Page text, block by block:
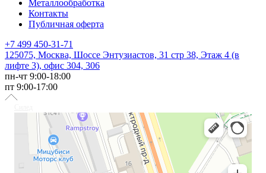
Металлообработка
Контакты
Публичная оферта
+7 499 450-31-71
125075, Москва, Шоссе Энтузиастов, 31 стр 38, Этаж 4 (в
лифте 3), офис 304, 306
пн-чт 9:00-18:00
пт 9:00-17:00
Светотехника в Москве
Светильники в Москве